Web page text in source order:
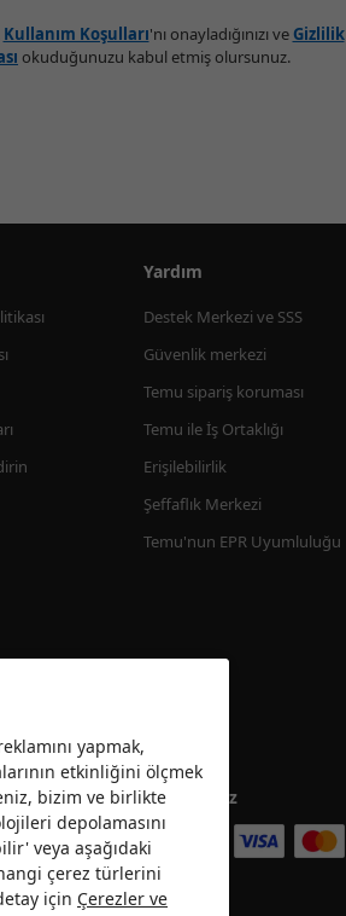
Kullanım Koşulları'nı onayladığınızı ve Gizlilik
okuduğunuzu kabul etmiş olursunuz.
Yardım
Destek Merkezi ve SSS
Güvenlik merkezi
Temu sipariş koruması
Temu ile İş Ortaklığı
Erişilebilirlik
Şeffaflık Merkezi
Temu'nun EPR Uyumluluğu
Kabul ediyoruz
yapmak,
etkinliğini ölçmek
bizim ve birlikte
depolamasını
veya aşağıdaki
çerez türlerini
için Çerezler ve